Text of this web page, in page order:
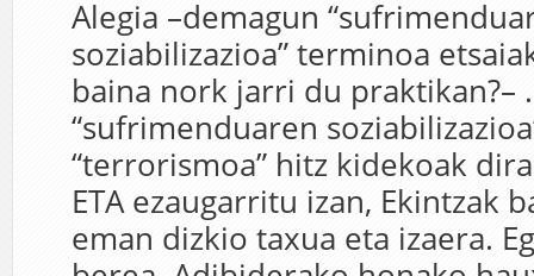
Alegia –demagun
soziabilizazioa” terminoa
baina nork jarri du praktikan?–
“sufrimenduaren
“terrorismoa” hitz kidekoak
ETA ezaugarritu izan, Ekintzak
eman dizkio taxua eta izaera.